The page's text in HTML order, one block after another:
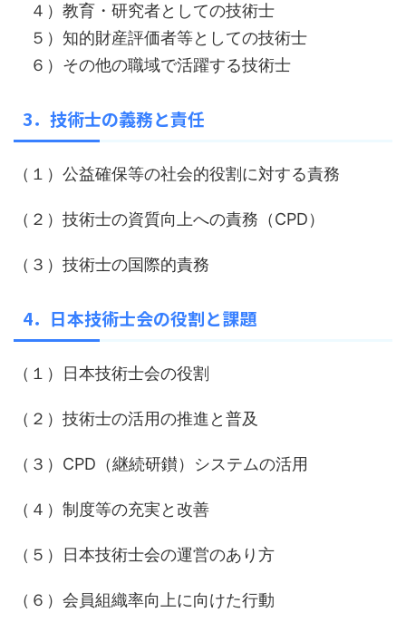
４）教育・研究者としての技術士
５）知的財産評価者等としての技術士
６）その他の職域で活躍する技術士
3．技術士の義務と責任
（１）公益確保等の社会的役割に対する責務
（２）技術士の資質向上への責務（CPD）
（３）技術士の国際的責務
4．日本技術士会の役割と課題
（１）日本技術士会の役割
（２）技術士の活用の推進と普及
（３）CPD（継続研鑚）システムの活用
（４）制度等の充実と改善
（５）日本技術士会の運営のあり方
（６）会員組織率向上に向けた行動